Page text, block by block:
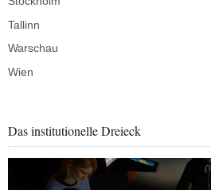
Tallinn
Warschau
Wien
Das institutionelle Dreieck